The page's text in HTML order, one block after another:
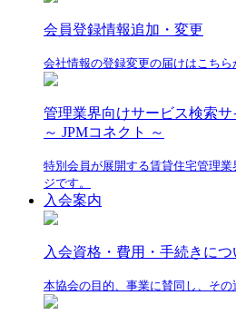
会員登録情報追加・変更
会社情報の登録変更の届けはこちら
管理業界向けサービス検索サ
～ JPMコネクト ～
特別会員が展開する賃貸住宅管理
ジです。
入会案内
入会資格・費用・手続きにつ
本協会の目的、事業に賛同し、そ